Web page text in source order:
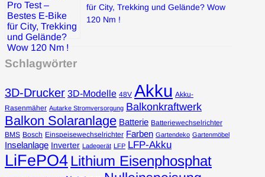
für City, Trekking und Gelände? Wow
120 Nm !
Schlagwörter
3D-Drucker 3D-Modelle 48V Akku Akku-
Rasenmäher Autarke Stromversorgung Balkonkraftwerk
Balkon Solaranlage Batterie Batteriewechselrichter
BMS Bosch Einspeisewechselrichter Farben Gartendeko Gartenmöbel
Inselanlage Inverter Ladegerät LFP LFP-Akku
LiFePO4 Lithium Eisenphosphat